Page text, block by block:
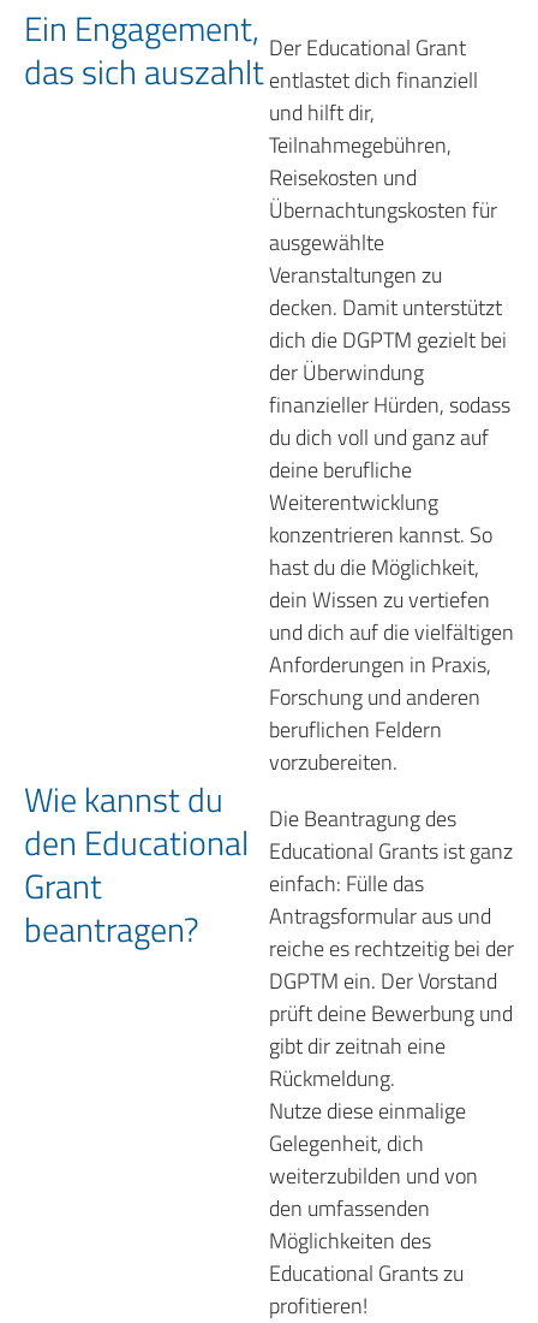
Ein Engagement,
das sich auszahltDer Educational Grant
entlastet dich finanziell
und hilft dir,
Teilnahmegebühren,
Reisekosten und
Übernachtungskosten für
ausgewählte
Veranstaltungen zu
decken. Damit unterstützt
dich die DGPTM gezielt bei
der Überwindung
finanzieller Hürden, sodass
du dich voll und ganz auf
deine berufliche
Weiterentwicklung
konzentrieren kannst. So
hast du die Möglichkeit,
dein Wissen zu vertiefen
und dich auf die vielfältigen
Anforderungen in Praxis,
Forschung und anderen
beruflichen Feldern
vorzubereiten.
Wie kannst du
den Educational
Grant
beantragen?
Die Beantragung des
Educational Grants ist ganz
einfach: Fülle das
Antragsformular aus und
reiche es rechtzeitig bei der
DGPTM ein. Der Vorstand
prüft deine Bewerbung und
gibt dir zeitnah eine
Rückmeldung.
Nutze diese einmalige
Gelegenheit, dich
weiterzubilden und von
den umfassenden
Möglichkeiten des
Educational Grants zu
profitieren!